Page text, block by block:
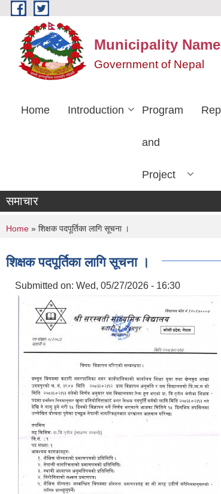
Skip to main content
Municipality Name
Government of Nepal
Home Introduction Program
and
Project
समाचार
You are here
Home » शिक्षक पदपूर्तिका लागि सूचना ।
शिक्षक पदपूर्तिका लागि सूचना ।
Submitted on: Wed, 05/27/2026 - 16:30